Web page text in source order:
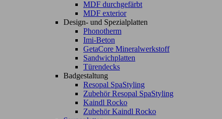
MDF durchgefärbt
MDF exterior
Design- und Spezialplatten
Phonotherm
Imi-Beton
GetaCore Mineralwerkstoff
Sandwichplatten
Türendecks
Badgestaltung
Resopal SpaStyling
Zubehör Resopal SpaStyling
Kaindl Rocko
Zubehör Kaindl Rocko